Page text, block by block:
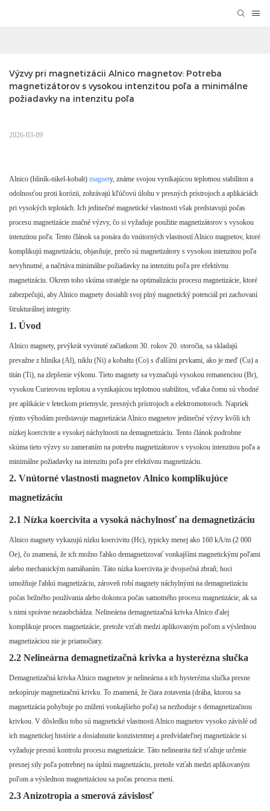
Výzvy pri magnetizácii Alnico magnetov: Potreba
magnetizátorov s vysokou intenzitou poľa a minimálne
požiadavky na intenzitu poľa
2026-03-09
Alnico (hliník-nikel-kobalt) magnety, známe svojou vynikajúcou teplotnou stabilitou a
odolnosťou proti korózii, zohrávajú kľúčovú úlohu v presných prístrojoch a aplikáciách
pri vysokých teplotách. Ich jedinečné magnetické vlastnosti však predstavujú počas
procesu magnetizácie značné výzvy, čo si vyžaduje použitie magnetizátorov s vysokou
intenzitou poľa. Tento článok sa ponára do vnútorných vlastností Alnico magnetov, ktoré
komplikujú magnetizáciu, objasňuje, prečo sú magnetizátory s vysokou intenzitou poľa
nevyhnutné, a načrtáva minimálne požiadavky na intenzitu poľa pre efektívnu
magnetizáciu. Okrem toho skúma stratégie na optimalizáciu procesu magnetizácie, ktoré
zabezpečujú, aby Alnico magnety dosiahli svoj plný magnetický potenciál pri zachovaní
štrukturálnej integrity.
1. Úvod
Alnico magnety, prvýkrát vyvinuté začiatkom 30. rokov 20. storočia, sa skladajú
prevažne z hliníka (Al), niklu (Ni) a kobaltu (Co) s ďalšími prvkami, ako je meď (Cu) a
titán (Ti), na zlepšenie výkonu. Tieto magnety sa vyznačujú vysokou remanenciou (Br),
vysokou Curieovou teplotou a vynikajúcou teplotnou stabilitou, vďaka čomu sú vhodné
pre aplikácie v leteckom priemysle, presných prístrojoch a elektromotoroch. Napriek
týmto výhodám predstavuje magnetizácia Alnico magnetov jedinečné výzvy kvôli ich
nízkej koercivite a vysokej náchylnosti na demagnetizáciu. Tento článok podrobne
skúma tieto výzvy so zameraním na potrebu magnetizátorov s vysokou intenzitou poľa a
minimálne požiadavky na intenzitu poľa pre efektívnu magnetizáciu.
2. Vnútorné vlastnosti magnetov Alnico komplikujúce
magnetizáciu
2.1 Nízka koercivita a vysoká náchylnosť na demagnetizáciu
Alnico magnety vykazujú nízku koercivitu (Hc), typicky menej ako 160 kA/m (2 000
Oe), čo znamená, že ich možno ľahko demagnetizovať vonkajšími magnetickými poľami
alebo mechanickým namáhaním. Táto nízka koercivita je dvojsečná zbraň; hoci
umožňuje ľahkú magnetizáciu, zároveň robí magnety náchylnými na demagnetizáciu
počas bežného používania alebo dokonca počas samotného procesu magnetizácie, ak sa
s nimi správne nezaobchádza. Nelineárna demagnetizačná krivka Alnico ďalej
komplikuje proces magnetizácie, pretože vzťah medzi aplikovaným poľom a výslednou
magnetizáciou nie je priamočiary.
2.2 Nelineárna demagnetizačná krivka a hysterézna slučka
Demagnetizačná krivka Alnico magnetov je nelineárna a ich hysterézna slučka presne
nekopíruje magnetizačnú krivku. To znamená, že čiara zotavenia (dráha, ktorou sa
magnetizácia pohybuje po znížení vonkajšieho poľa) sa nezhoduje s demagnetizačnou
krivkou. V dôsledku toho sú magnetické vlastnosti Alnico magnetov vysoko závislé od
ich magnetickej histórie a dosiahnutie konzistentnej a predvídateľnej magnetizácie si
vyžaduje presnú kontrolu procesu magnetizácie. Táto nelinearita tiež sťažuje určenie
presnej sily poľa potrebnej na úplnú magnetizáciu, pretože vzťah medzi aplikovaným
poľom a výslednou magnetizáciou sa počas procesu mení.
2.3 Anizotropia a smerová závislosť